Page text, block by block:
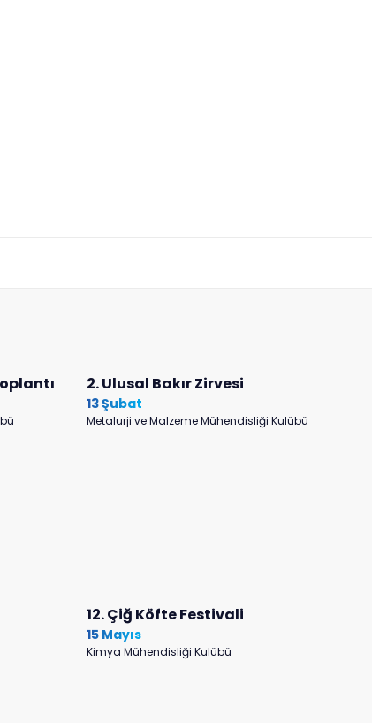
2. Ulusal Bakır Zirvesi
13 Şubat
Metalurji ve Malzeme Mühendisliği Kulübü
12. Çiğ Köfte Festivali
15 Mayıs
Kimya Mühendisliği Kulübü